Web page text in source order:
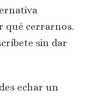
qué cerrarnos.
sin dar
echar un